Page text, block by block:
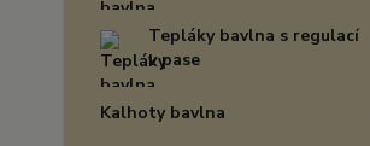
Tepláky bavlna s regulací
v pase
Kalhoty bavlna